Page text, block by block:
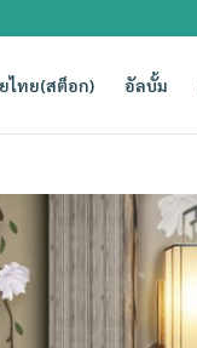
ไทย(สต็อก) อัลบั้ม